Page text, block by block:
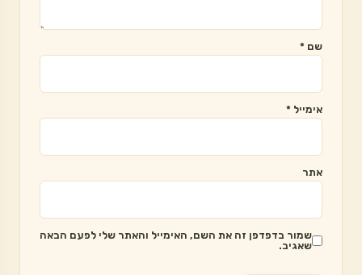
שם *
אימייל *
אתר
שמור בדפדפן זה את השם, האימייל והאתר שלי לפעם הבאה
שאגיב.